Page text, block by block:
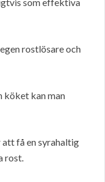
rostlösare och
köket kan man
få en syrahaltig
rost.